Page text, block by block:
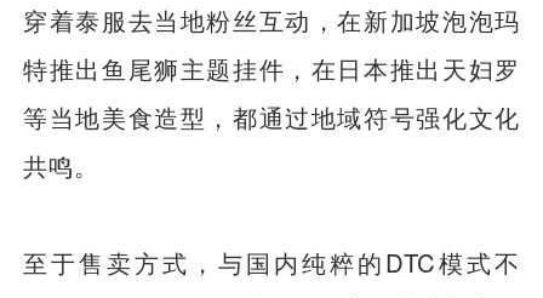
穿着泰服去当地粉丝互动，在新加坡泡泡玛
特推出鱼尾狮主题挂件，在日本推出天妇罗
等当地美食造型，都通过地域符号强化文化
共鸣。
至于售卖方式，与国内纯粹的DTC模式不